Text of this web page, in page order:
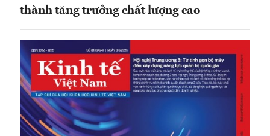
thành tăng trưởng chất lượng cao